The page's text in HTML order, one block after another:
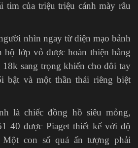
tim của triệu triệu cánh mày râu
nhìn ngay từ diện mạo bảnh
bộ lớp vỏ được hoàn thiện bằng
18k sang trọng khiến cho đôi tay
bật và một thần thái riêng biệt
là chiếc đồng hồ siêu mỏng,
40 được Piaget thiết kế với độ
con số quá ấn tượng phải